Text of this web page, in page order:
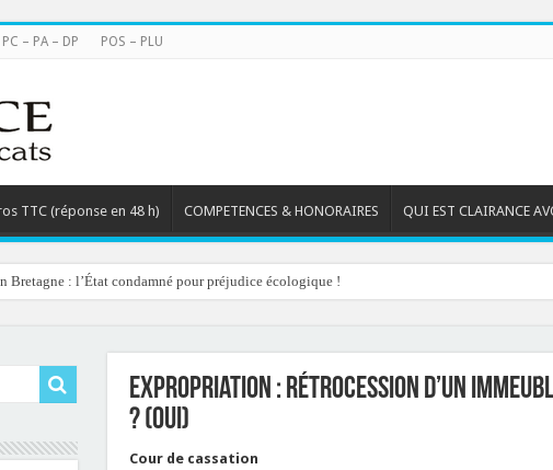
PC – PA – DP POS – PLU
TTC (réponse en 48 h) COMPETENCES & HONORAIRES QUI EST CLAIRANCE
Bretagne : l’État condamné pour préjudice écologique !
Expropriation : rétrocession d’un
? (oui)
Cour de cassation